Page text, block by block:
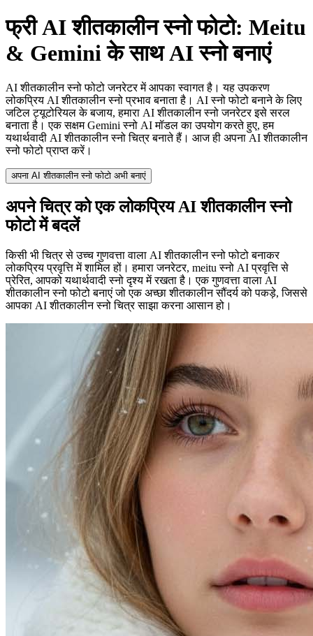
फ्री AI शीतकालीन स्नो फोटो: Meitu
& Gemini के साथ AI स्नो बनाएं
AI शीतकालीन स्नो फोटो जनरेटर में आपका स्वागत है। यह उपकरण
लोकप्रिय AI शीतकालीन स्नो प्रभाव बनाता है। AI स्नो फोटो बनाने के लिए
जटिल ट्यूटोरियल के बजाय, हमारा AI शीतकालीन स्नो जनरेटर इसे सरल
बनाता है। एक सक्षम Gemini स्नो AI मॉडल का उपयोग करते हुए, हम
यथार्थवादी AI शीतकालीन स्नो चित्र बनाते हैं। आज ही अपना AI शीतकालीन
स्नो फोटो प्राप्त करें।
अपना AI शीतकालीन स्नो फोटो अभी बनाएं
अपने चित्र को एक लोकप्रिय AI शीतकालीन स्नो
फोटो में बदलें
किसी भी चित्र से उच्च गुणवत्ता वाला AI शीतकालीन स्नो फोटो बनाकर
लोकप्रिय प्रवृत्ति में शामिल हों। हमारा जनरेटर, meitu स्नो AI प्रवृत्ति से
प्रेरित, आपको यथार्थवादी स्नो दृश्य में रखता है। एक गुणवत्ता वाला AI
शीतकालीन स्नो फोटो बनाएं जो एक अच्छा शीतकालीन सौंदर्य को पकड़े, जिससे
आपका AI शीतकालीन स्नो चित्र साझा करना आसान हो।